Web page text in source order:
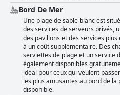
Bord De Mer
Une plage de sable blanc est
des services de serveurs privés,
des pavillons et des services
à un coût supplémentaire. Des
serviettes de plage et un service
également disponibles
idéal pour ceux qui veulent
les plus amusantes au bord de
disponible.